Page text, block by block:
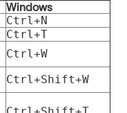
Windows
Ctrl+N
Ctrl+T
Ctrl+W
Ctrl+Shift+W